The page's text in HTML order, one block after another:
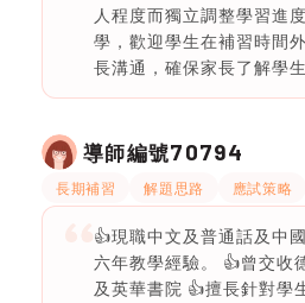
人程度而獨立調整學習進
學，歡迎學生在補習時間
長溝通，確保家長了解學
導師編號70794
長期補習 解題思路 應試策略
👍現職中文及普通話及中
六年教學經驗。 👍曾交收
及英華書院 👍擅長針對學